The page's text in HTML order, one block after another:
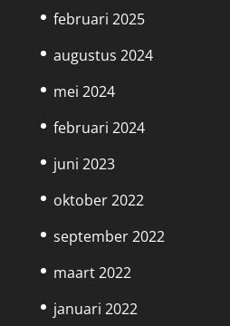
februari 2025
augustus 2024
mei 2024
februari 2024
juni 2023
oktober 2022
september 2022
maart 2022
januari 2022